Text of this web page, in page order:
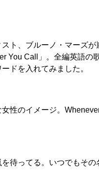
ト、ブルーノ・マーズが
You Call」。全編英語の
ドを入れてみました。
性のイメージ。
待ってる。いつでもその